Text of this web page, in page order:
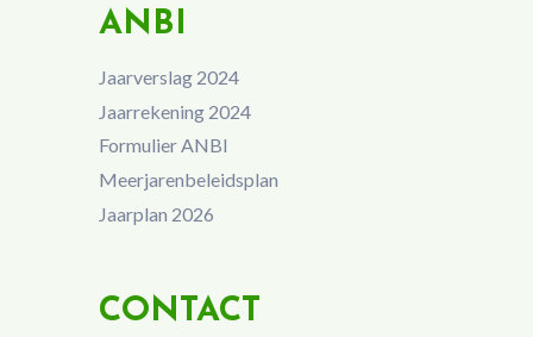
ANBI
Jaarverslag 2024
Jaarrekening 2024
Formulier ANBI
Meerjarenbeleidsplan
Jaarplan 2026
CONTACT